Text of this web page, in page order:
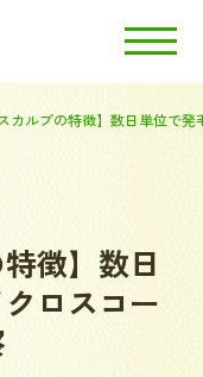
スカルプの特徴】数日単位で
徴】数日
ロスコー